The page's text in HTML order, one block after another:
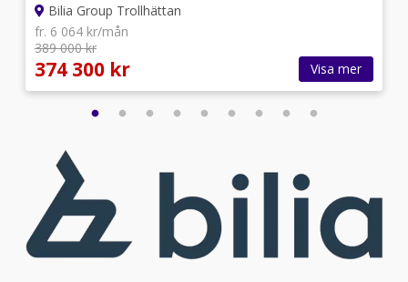
Bilia Group Trollhättan
fr. 6 064 kr/mån
389 000 kr
374 300 kr Visa mer